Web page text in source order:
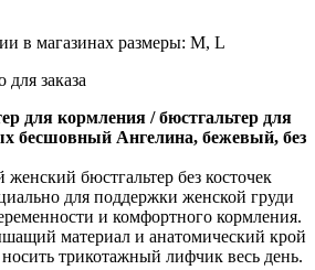
в магазинах размеры: М, L
заказа
для кормления / бюстгальтер для
бесшовный Ангелина, бежевый, без
бюстгальтер без косточек
для поддержки женской груди
и комфортного кормления.
материал и анатомический крой
трикотажный лифчик весь день.